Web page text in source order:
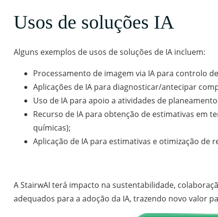
Usos de soluções IA
Alguns exemplos de usos de soluções de IA incluem:
Processamento de imagem via IA para controlo
Aplicações de IA para diagnosticar/antecipar
Uso de IA para apoio a atividades de
Recurso de IA para obtenção de estimativas em
químicas);
Aplicação de IA para estimativas e otimização de
A StairwAI terá impacto na sustentabilidade,
adequados para a adoção da IA, trazendo novo valor